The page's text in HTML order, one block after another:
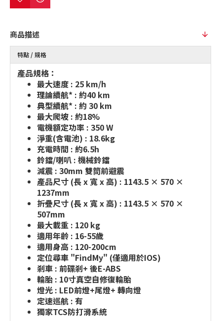
商品描述
特點 / 規格
產品規格：
最大速度 : 25 km/h
理論續航* : 約40 km
典型續航* : 約 30 km
最大爬坡 : 約18%
電機額定功率 : 350 W
淨重(含電池) : 18.6kg
充電時間 : 約6.5h
鈴鐺/喇叭 : 機械鈴鐺
減震 : 30mm 雙筒前避震
產品尺寸 (長 x 寬 x 高) : 1143.5 × 570 ×
1237mm
折疊尺寸 (長 x 寬 x 高) : 1143.5 × 570 ×
507mm
最大載重 : 120 kg
適用年齡 : 16-55歲
適用身高 : 120-200cm
定位尋車 "FindMy" (僅適用於IOS)
剎車 : 前碟剎+ 後E-ABS
輪胎 : 10寸真空自修復輪胎
燈光 : LED前燈+尾燈+ 轉向燈
定速巡航 : 有
獨家TCS防打滑系統